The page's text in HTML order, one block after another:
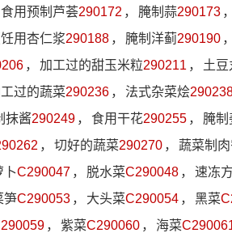
食用预制芦荟290172 ， 腌制蒜290173 ，
用杏仁浆290188 ， 腌制洋蓟290190 ，
， 加工过的甜玉米粒290211 ， 土豆
过的蔬菜290236 ， 法式杂菜烩
抹酱290249 ， 食用干花290255 ， 腌制
， 切好的蔬菜290270 ， 蔬菜制
卜C290047 ， 脱水菜C290048 ， 速冻
笋C290053 ， 大头菜C290054 ， 黑菜
， 紫菜C290060 ， 海菜